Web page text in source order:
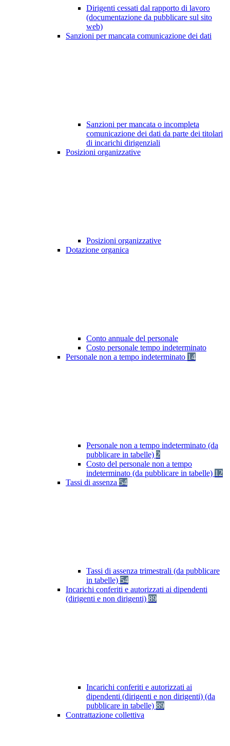
Dirigenti cessati dal rapporto di lavoro
(documentazione da pubblicare sul sito
web)
Sanzioni per mancata comunicazione dei dati
Sanzioni per mancata o incompleta
comunicazione dei dati da parte dei titolari
di incarichi dirigenziali
Posizioni organizzative
Posizioni organizzative
Dotazione organica
Conto annuale del personale
Costo personale tempo indeterminato
Personale non a tempo indeterminato 14
Personale non a tempo indeterminato (da
pubblicare in tabelle) 2
Costo del personale non a tempo
indeterminato (da pubblicare in tabelle) 12
Tassi di assenza 54
Tassi di assenza trimestrali (da pubblicare
in tabelle) 54
Incarichi conferiti e autorizzati ai dipendenti
(dirigenti e non dirigenti) 89
Incarichi conferiti e autorizzati ai
dipendenti (dirigenti e non dirigenti) (da
pubblicare in tabelle) 89
Contrattazione collettiva